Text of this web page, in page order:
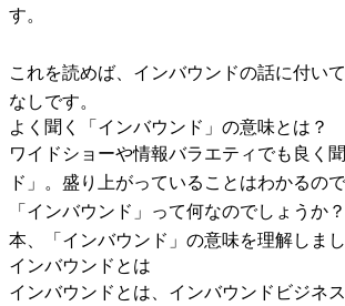
す。
これを読めば、インバウンドの話に付い
なしです。
よく聞く「インバウンド」の意味とは？
ワイドショーや情報バラエティでも良く
ド」。盛り上がっていることはわかるの
「インバウンド」って何なのでしょうか
本、「インバウンド」の意味を理解しまし
インバウンドとは
インバウンドとは、インバウンドビジネ